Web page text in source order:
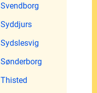
Svendborg
Syddjurs
Sydslesvig
Sønderborg
Thisted